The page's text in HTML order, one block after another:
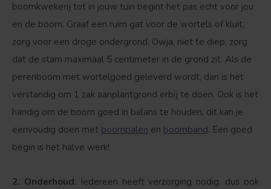
boomkwekerij tot in jouw tuin begint het pas echt voor jou
en de boom. Graaf een ruim gat voor de wortels of kluit,
zorg voor een droge ondergrond. Owja, niet te diep, zorg
dat de stam maximaal 5 centimeter in de grond zit. Als de
perenboom met wortelgoed geleverd wordt, dan is het
verstandig om 1 zak aanplantgrond erbij te doen. Ook is het
handig om de boom goed in balans te houden, dit kan je
eenvoudig doen met boompalen en boomband. Een goed
begin is het halve werk!
2. Onderhoud: Iedereen heeft verzorging nodig, dus ook